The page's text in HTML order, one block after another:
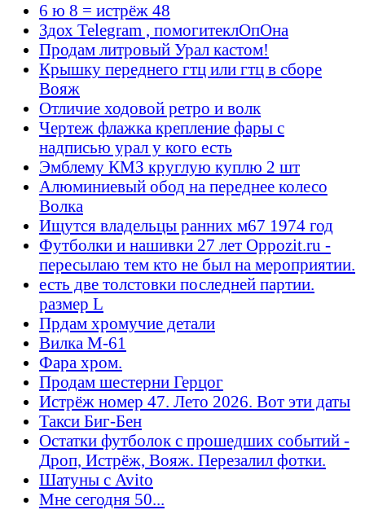
6 ю 8 = истрёж 48
Здох Telegram , помогитеклОпОна
Продам литровый Урал кастом!
Крышку переднего гтц или гтц в сборе
Вояж
Отличие ходовой ретро и волк
Чертеж флажка крепление фары с
надписью урал у кого есть
Эмблему КМЗ круглую куплю 2 шт
Алюминиевый обод на переднее колесо
Волка
Ищутся владельцы ранних м67 1974 год
Футболки и нашивки 27 лет Oppozit.ru -
пересылаю тем кто не был на мероприятии.
есть две толстовки последней партии.
размер L
Прдам хромучие детали
Вилка М-61
Фара хром.
Продам шестерни Герцог
Истрёж номер 47. Лето 2026. Вот эти даты
Такси Биг-Бен
Остатки футболок с прошедших событий -
Дроп, Истрёж, Вояж. Перезалил фотки.
Шатуны с Avito
Мне сегодня 50...